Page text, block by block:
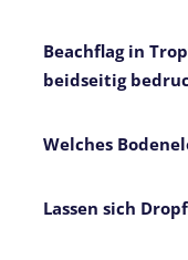
Beachflag in
beidseitig
Welches
Lassen sich